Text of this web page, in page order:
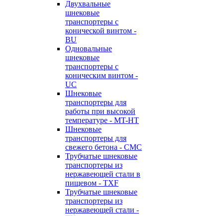
Двухвальные
шнековые
транспортеры с
конической винтом -
BU
Одновальные
шнековые
транспортеры с
коническим винтом -
UC
Шнековые
транспортеры для
работы при высокой
температуре - MT-HT
Шнековые
транспортеры для
свежего бетона - CMC
Трубчатые шнековые
транспортеры из
нержавеющей стали в
пищевом - TXF
Трубчатые шнековые
транспортеры из
нержавеющей стали -